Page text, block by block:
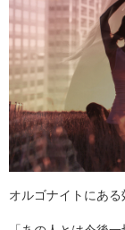
オルゴナイトにある